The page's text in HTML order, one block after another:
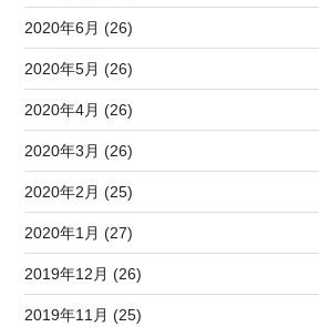
2020年6月 (26)
2020年5月 (26)
2020年4月 (26)
2020年3月 (26)
2020年2月 (25)
2020年1月 (27)
2019年12月 (26)
2019年11月 (25)